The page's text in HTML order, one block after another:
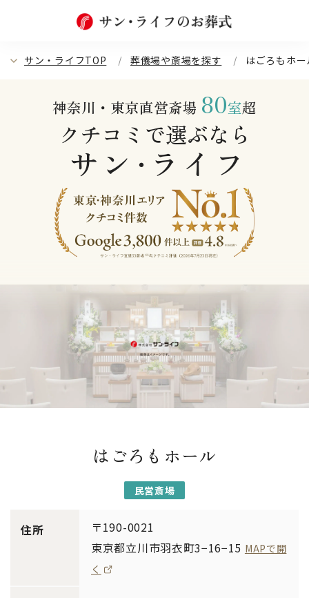
サン・ライフTOP 葬儀場や斎場を探す はごろもホー
神奈川・東京直営斎場 80室超
クチコミで選ぶなら
サン ・ ライフ
はごろもホール
民営斎場
住所
〒190-0021
東京都立川市羽衣町3−16−15 MAPで開
く